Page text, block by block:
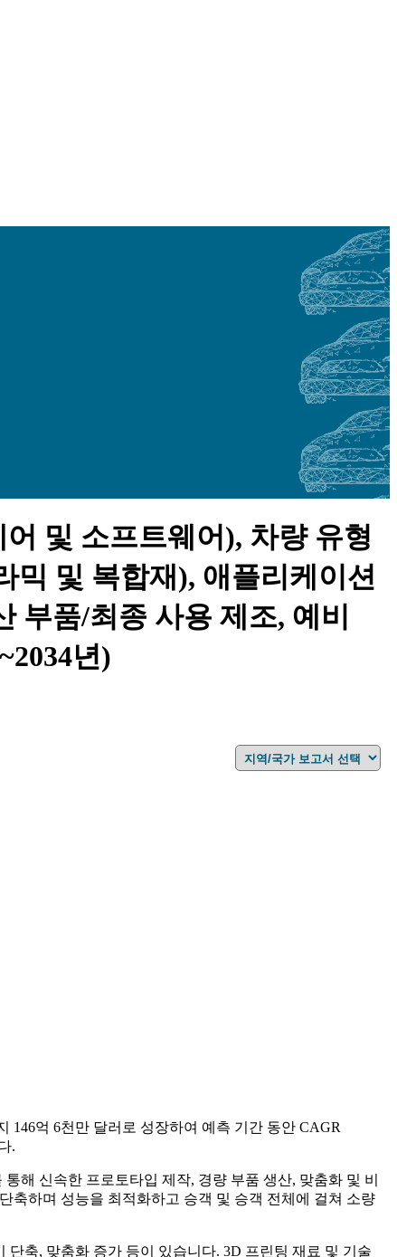
및 소프트웨어), 차량 유형
믹 및 복합재), 애플리케이션
부품/최종 사용 제조, 예비
년)
146억 6천만 달러로 성장하여 예측 기간 동안 CAGR
.
해 신속한 프로토타입 제작, 경량 부품 생산, 맞춤화 및 비
축하며 성능을 최적화하고 승객 및 승객 전체에 걸쳐 소량
축, 맞춤화 증가 등이 있습니다. 3D 프린팅 재료 및 기술